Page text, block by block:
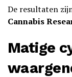
De resultaten
Cannabis
Matige